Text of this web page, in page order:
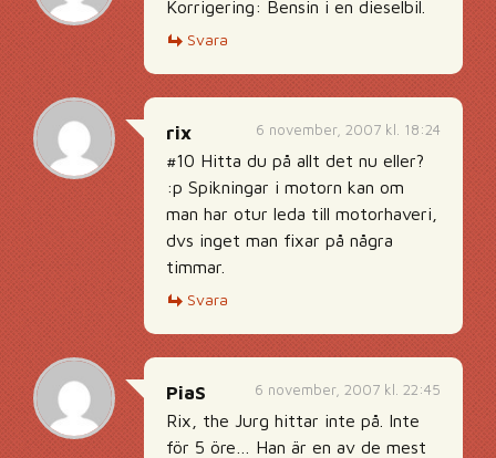
Korrigering: Bensin i en dieselbil.
Svara
6 november, 2007 kl. 18:24
rix
#10 Hitta du på allt det nu eller?
:p Spikningar i motorn kan om
man har otur leda till motorhaveri,
dvs inget man fixar på några
timmar.
Svara
6 november, 2007 kl. 22:45
PiaS
Rix, the Jurg hittar inte på. Inte
för 5 öre… Han är en av de mest